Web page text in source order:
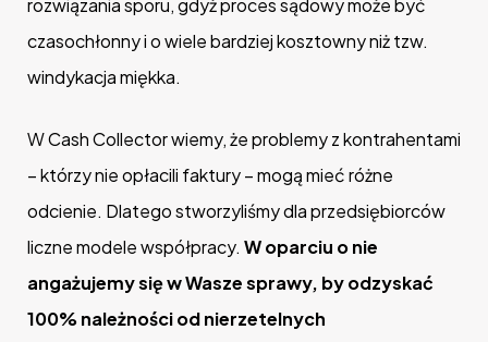
rozwiązania sporu, gdyż proces sądowy może być
czasochłonny i o wiele bardziej kosztowny niż tzw.
windykacja miękka.
W Cash Collector wiemy, że problemy z kontrahentami
– którzy nie opłacili faktury – mogą mieć różne
odcienie. Dlatego stworzyliśmy dla przedsiębiorców
liczne modele współpracy. W oparciu o nie
angażujemy się w Wasze sprawy, by odzyskać
100% należności od nierzetelnych